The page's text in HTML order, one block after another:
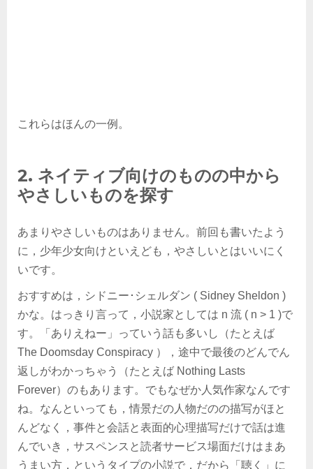
これらはほんの一例。
2. ネイティブ向けのものの中から
やさしいものを探す
あまりやさしいものはありません。前回も書いたよう
に，少年少女向けといえども，やさしいとはいいにく
いです。
おすすめは，シドニー･シェルダン ( Sidney Sheldon )
かな。はっきり言って，小説家としては n 流 ( n > 1 )で
す。「ありえねー」っていう話も多いし（たとえば
The Doomsday Conspiracy ），途中で最後のどんでん
返しがわかっちゃう（たとえば Nothing Lasts
Forever）のもあります。でもなぜか人気作家なんです
ね。なんといっても，情景だの人物だのの描写がほと
んどなく，事件と会話と表面的心理描写だけで話は進
んでいき，サスペンスと読者サービス場面だけはまあ
うまい方，というタイプの小説で，だから「聴く」に